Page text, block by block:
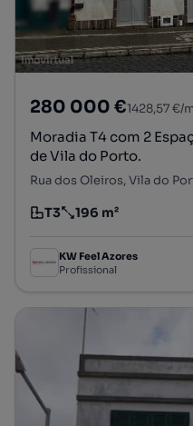
280 000 €1428,57 €/
Moradia T4 com 2
de Vila do Porto.
Tipologia
T3
Preço por metro quadrado
196 m²
KW Feel Azores
Profissional